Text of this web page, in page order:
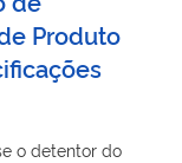
Produto
o detentor do